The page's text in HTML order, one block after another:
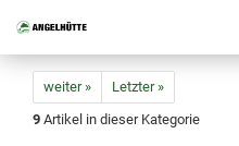
weiter »
Letzter »
9 Artikel in dieser Kategorie